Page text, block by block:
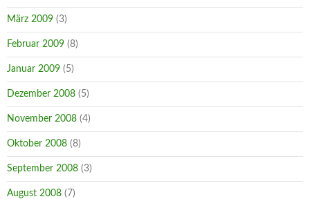
März 2009 (3)
Februar 2009 (8)
Januar 2009 (5)
Dezember 2008 (5)
November 2008 (4)
Oktober 2008 (8)
September 2008 (3)
August 2008 (7)